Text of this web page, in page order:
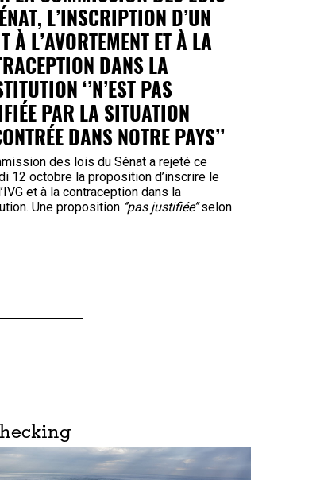
L’INSCRIPTION D’UN
À L’AVORTEMENT ET À LA
DANS LA
‘’N’EST PAS
PAR LA SITUATION
DANS NOTRE PAYS’’
des lois du Sénat a rejeté ce
12 octobre la proposition d’inscrire le
et à la contraception dans la
Une proposition ‘’pas justifiée’’selon